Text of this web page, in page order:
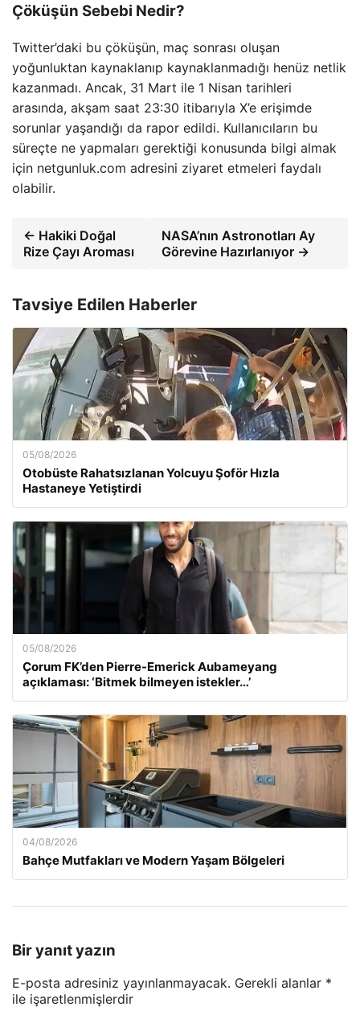
Çöküşün Sebebi Nedir?
Twitter’daki bu çöküşün, maç sonrası oluşan
yoğunluktan kaynaklanıp kaynaklanmadığı henüz netlik
kazanmadı. Ancak, 31 Mart ile 1 Nisan tarihleri
arasında, akşam saat 23:30 itibarıyla X’e erişimde
sorunlar yaşandığı da rapor edildi. Kullanıcıların bu
süreçte ne yapmaları gerektiği konusunda bilgi almak
için netgunluk.com adresini ziyaret etmeleri faydalı
olabilir.
← Hakiki Doğal
Rize Çayı Aroması
NASA’nın Astronotları Ay
Görevine Hazırlanıyor →
Tavsiye Edilen Haberler
05/08/2026
Otobüste Rahatsızlanan Yolcuyu Şoför Hızla
Hastaneye Yetiştirdi
05/08/2026
Çorum FK’den Pierre-Emerick Aubameyang
açıklaması: ‘Bitmek bilmeyen istekler…’
04/08/2026
Bahçe Mutfakları ve Modern Yaşam Bölgeleri
Bir yanıt yazın
E-posta adresiniz yayınlanmayacak. Gerekli alanlar *
ile işaretlenmişlerdir